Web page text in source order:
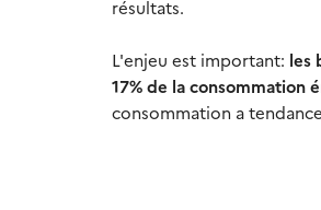
résultats.
L'enjeu est important: les
17% de la consommation
consommation a